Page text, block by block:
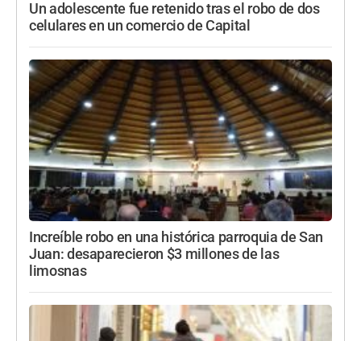
Un adolescente fue retenido tras el robo de dos
celulares en un comercio de Capital
Increíble robo en una histórica parroquia de San
Juan: desaparecieron $3 millones de las
limosnas